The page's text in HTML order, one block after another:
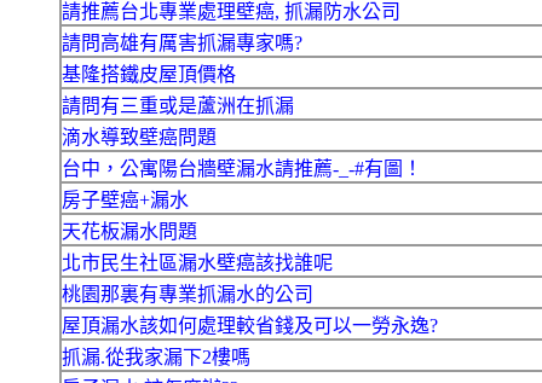
請推薦台北專業處理壁癌, 抓漏防水公司
請問高雄有厲害抓漏專家嗎?
基隆搭鐵皮屋頂價格
請問有三重或是蘆洲在抓漏
滴水導致壁癌問題
台中，公寓陽台牆壁漏水請推薦-_-#有圖！
房子壁癌+漏水
天花板漏水問題
北市民生社區漏水壁癌該找誰呢
桃園那裏有專業抓漏水的公司
屋頂漏水該如何處理較省錢及可以一勞永逸?
抓漏.從我家漏下2樓嗎